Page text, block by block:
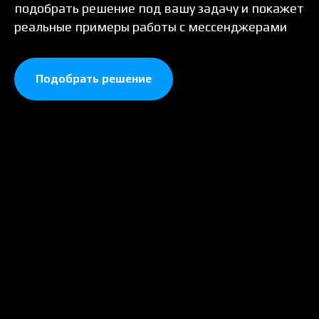
подобрать решение под вашу задачу и покажет
реальные примеры работы с мессенджерами
Подобрать решение